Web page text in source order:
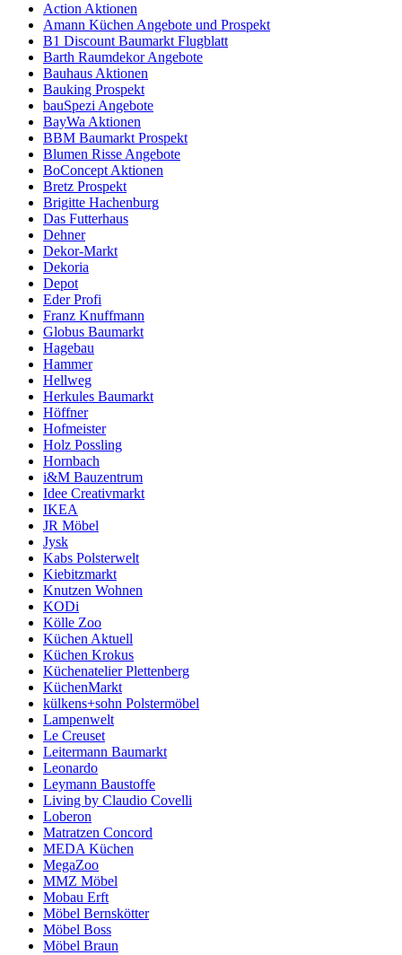
Action Aktionen
Amann Küchen Angebote und Prospekt
B1 Discount Baumarkt Flugblatt
Barth Raumdekor Angebote
Bauhaus Aktionen
Bauking Prospekt
bauSpezi Angebote
BayWa Aktionen
BBM Baumarkt Prospekt
Blumen Risse Angebote
BoConcept Aktionen
Bretz Prospekt
Brigitte Hachenburg
Das Futterhaus
Dehner
Dekor-Markt
Dekoria
Depot
Eder Profi
Franz Knuffmann
Globus Baumarkt
Hagebau
Hammer
Hellweg
Herkules Baumarkt
Höffner
Hofmeister
Holz Possling
Hornbach
i&M Bauzentrum
Idee Creativmarkt
IKEA
JR Möbel
Jysk
Kabs Polsterwelt
Kiebitzmarkt
Knutzen Wohnen
KODi
Kölle Zoo
Küchen Aktuell
Küchen Krokus
Küchenatelier Plettenberg
KüchenMarkt
külkens+sohn Polstermöbel
Lampenwelt
Le Creuset
Leitermann Baumarkt
Leonardo
Leymann Baustoffe
Living by Claudio Covelli
Loberon
Matratzen Concord
MEDA Küchen
MegaZoo
MMZ Möbel
Mobau Erft
Möbel Bernskötter
Möbel Boss
Möbel Braun